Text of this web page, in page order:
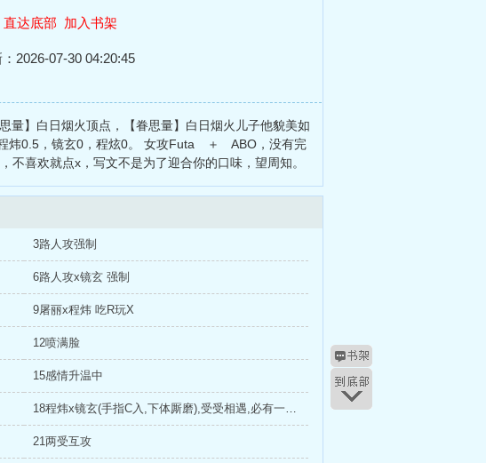
直达底部 加入书架
2026-07-30 04:20:45
量】白日烟火顶点，【眷思量】白日烟火儿子他貌美如
炜0.5，镜玄0，程炫0。 女攻Futa ＋ ABO，没有完
喜欢就点x，写文不是为了迎合你的口味，望周知。
3路人攻强制
6路人攻x镜玄 强制
9屠丽x程炜 吃R玩X
12喷满脸
15感情升温中
18程炜x镜玄(手指C入,下体厮磨),受受相遇,必有一攻?
21两受互攻